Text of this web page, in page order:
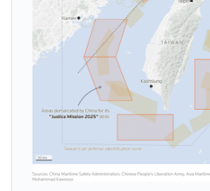
救助されて人の脚の下に潜り込む【海
海外「まるでトランプ」FIFAがW杯開
束を守らないことに海外大騒ぎ！（
【MLB】村上宗隆とルイス・アラエ
逆 → 「予想通りの結果」「この2人
海外「ディズニーがゴミのようだ！」
た米人気SF作品に絶賛の声が殺到中
▶ 海外「StumbleUponが恋しいんじゃ
トが面白すぎたんだ」1995〜2010年